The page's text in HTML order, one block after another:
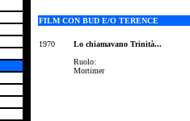
FILM CON BUD E/O TERENCE
1970
Lo chiamavano Trinità...
Ruolo:
Mortimer